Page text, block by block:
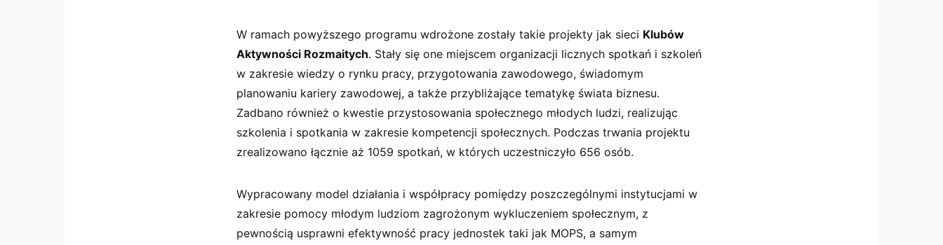
W ramach powyższego programu wdrożone zostały takie projekty jak sieci Klubów
Aktywności Rozmaitych. Stały się one miejscem organizacji licznych spotkań i szkoleń
w zakresie wiedzy o rynku pracy, przygotowania zawodowego, świadomym
planowaniu kariery zawodowej, a także przybliżające tematykę świata biznesu.
Zadbano również o kwestie przystosowania społecznego młodych ludzi, realizując
szkolenia i spotkania w zakresie kompetencji społecznych. Podczas trwania projektu
zrealizowano łącznie aż 1059 spotkań, w których uczestniczyło 656 osób.
Wypracowany model działania i współpracy pomiędzy poszczególnymi instytucjami w
zakresie pomocy młodym ludziom zagrożonym wykluczeniem społecznym, z
pewnością usprawni efektywność pracy jednostek taki jak MOPS, a samym